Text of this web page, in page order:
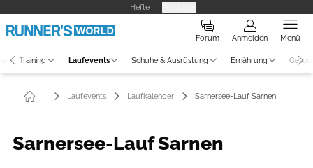
Hefte
Forum Anmelden Menü
Training Laufevents Schuhe & Ausrüstung Ernährung
Laufevents Laufkalender Sarnersee-Lauf Sarnen
Sarnersee-Lauf Sarnen